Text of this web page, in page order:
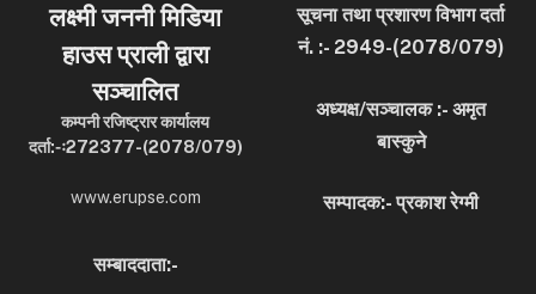
लक्ष्मी जननी मिडिया
हाउस प्राली द्वारा
सञ्चालित
कम्पनी रजिष्ट्रार कार्यालय
दर्ता:-ः272377-(2078/079)
www.erupse.com
सूचना तथा प्रशारण विभाग दर्ता
नं. :- 2949-(2078/079)
अध्यक्ष/सञ्चालक :- अमृत
बास्कुने
सम्पादक:- प्रकाश रेग्मी
सम्बाददाता:-